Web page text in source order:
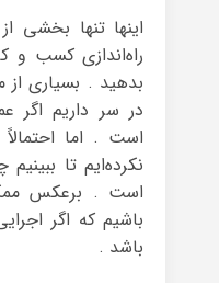
اینها تنها بخشی
راه‌اندازی کسب و
بدهید . بسیاری از
در سر داریم اگر
است . اما
نکرده‌ایم تا
است . برعکس
باشیم که اگر
باشد .